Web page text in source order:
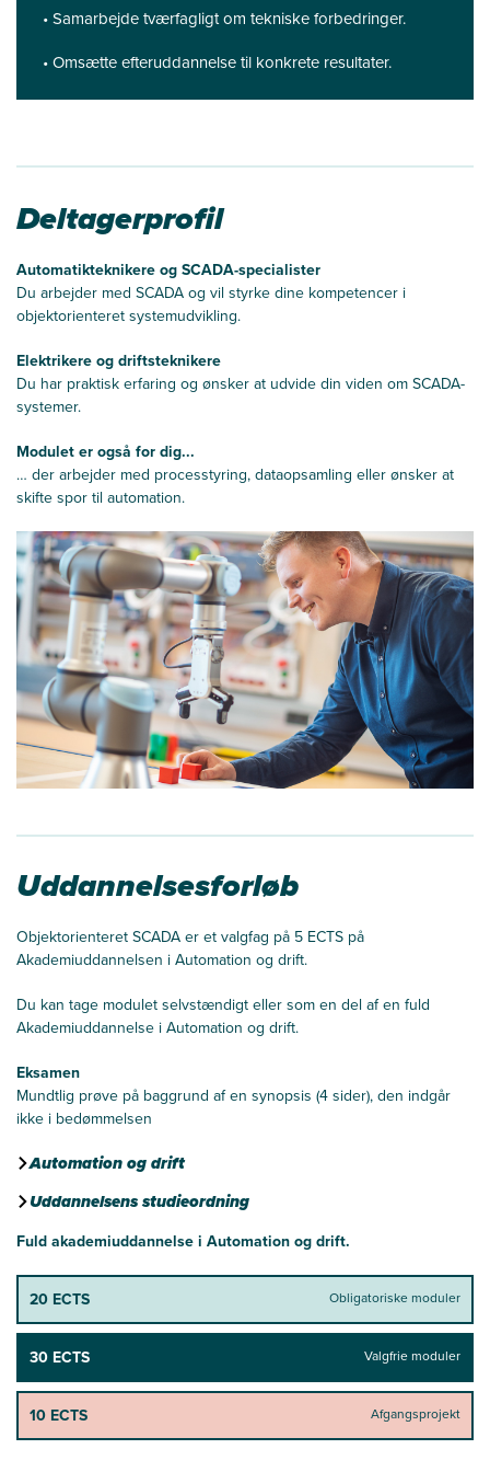
• Samarbejde tværfagligt om tekniske forbedringer.
• Omsætte efteruddannelse til konkrete resultater.
Deltagerprofil
Automatikteknikere og SCADA-specialister
Du arbejder med SCADA og vil styrke dine kompetencer i
objektorienteret systemudvikling.
Elektrikere og driftsteknikere
Du har praktisk erfaring og ønsker at udvide din viden om SCADA-
systemer.
Modulet er også for dig...
… der arbejder med processtyring, dataopsamling eller ønsker at
skifte spor til automation.
Uddannelsesforløb
Objektorienteret SCADA er et valgfag på 5 ECTS på
Akademiuddannelsen i Automation og drift.
Du kan tage modulet selvstændigt eller som en del af en fuld
Akademiuddannelse iAutomation og drift.
Eksamen
Mundtlig prøve på baggrund af en synopsis (4 sider), den indgår
ikke i bedømmelsen
Automation og drift
Uddannelsens studieordning
Fuld akademiuddannelse i Automation og drift.
20 ECTS Obligatoriske moduler
30 ECTS Valgfrie moduler
10 ECTS Afgangsprojekt